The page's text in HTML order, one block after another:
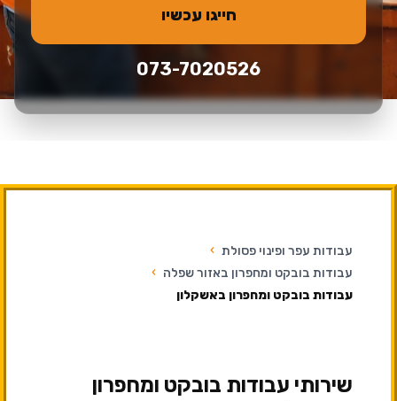
חייגו עכשיו
073-7020526
עבודות עפר ופינוי פסולת ›
עבודות בובקט ומחפרון באזור שפלה ›
עבודות בובקט ומחפרון באשקלון
שירותי עבודות בובקט ומחפרון